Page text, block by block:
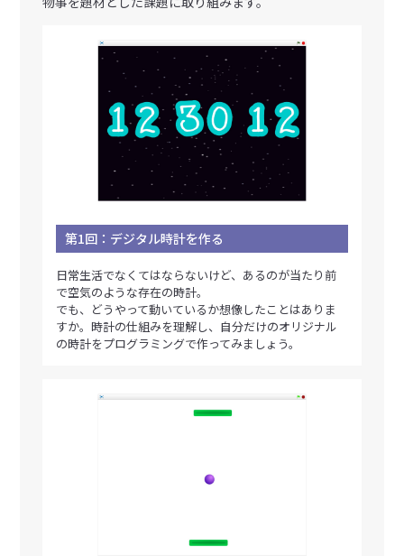
第1回：デジタル時計を作る
日常生活でなくてはならないけど、あるのが当たり前
で空気のような存在の時計。
でも、どうやって動いているか想像したことはありま
すか。時計の仕組みを理解し、自分だけのオリジナル
の時計をプログラミングで作ってみましょう。